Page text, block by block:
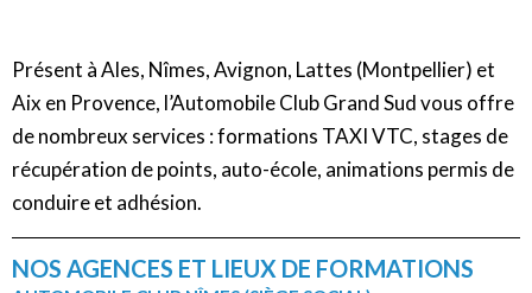
Présent à Ales, Nîmes, Avignon, Lattes (Montpellier) et
Aix en Provence, l’Automobile Club Grand Sud vous offre
de nombreux services : formations TAXI VTC, stages de
récupération de points, auto-école, animations permis de
conduire et adhésion.
NOS AGENCES ET LIEUX DE FORMATIONS